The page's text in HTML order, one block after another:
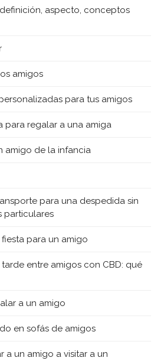
aspecto, conceptos
amigos
para tus amigos
para regalar a una amiga
amigo de la infancia
para una despedida sin
particulares
para un amigo
entre amigos con CBD: qué
a un amigo
en sofás de amigos
a un amigo a visitar a un